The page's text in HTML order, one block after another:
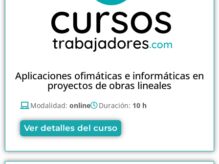
Aplicaciones ofimáticas e informáticas en
proyectos de obras lineales
Modalidad: online Duración: 10 h
Ver detalles del curso